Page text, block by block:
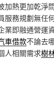
加熱更加乾淨
服務規劃無任
業即融通營運
車借款不論去
人相關需求樹